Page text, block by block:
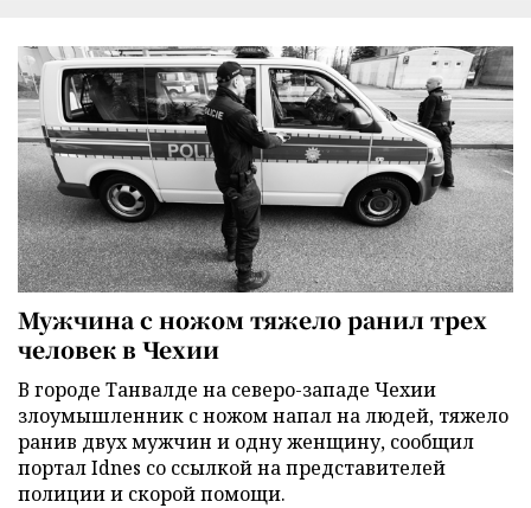
Мужчина с ножом тяжело ранил трех
человек в Чехии
В городе Танвалде на северо-западе Чехии
злоумышленник с ножом напал на людей, тяжело
ранив двух мужчин и одну женщину, сообщил
портал Idnes со ссылкой на представителей
полиции и скорой помощи.